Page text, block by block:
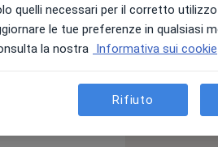
compulsivo e
offrendo
quelli necessari per il corretto
le tue preferenze in qualsiasi
la nostra Informativa sui cookie
Rifiuto